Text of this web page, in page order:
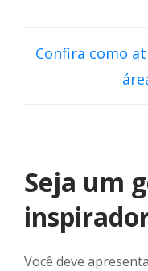
Confira como
Seja um
Você deve